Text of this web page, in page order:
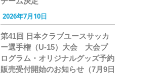
2026年7月10日
第41回 日本クラブユースサッカ
ー選手権（U-15）大会 大会プ
ログラム・オリジナルグッズ予約
販売受付開始のお知らせ（7月9日